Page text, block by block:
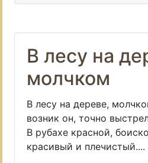
В лесу на
молчком
В лесу на дереве,
возник он, точно
В рубахе красной,
красивый и плечистый....